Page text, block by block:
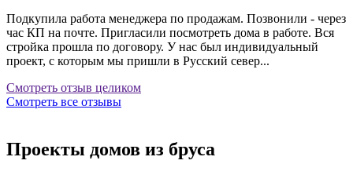
Подкупила работа менеджера по продажам. Позвонили - через
час КП на почте. Пригласили посмотреть дома в работе. Вся
стройка прошла по договору. У нас был индивидуальный
проект, с которым мы пришли в Русский север...
Смотреть отзыв целиком
Смотреть все отзывы
Проекты домов из бруса